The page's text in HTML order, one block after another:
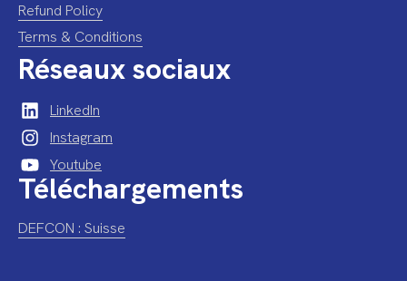
Refund Policy
Terms & Conditions
Réseaux sociaux
LinkedIn
Instagram
Youtube
Téléchargements
DEFCON : Suisse